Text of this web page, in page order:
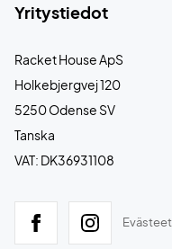
Yritystiedot
Racket House ApS
Holkebjergvej 120
5250 Odense SV
Tanska
VAT: DK36931108
Evästeet